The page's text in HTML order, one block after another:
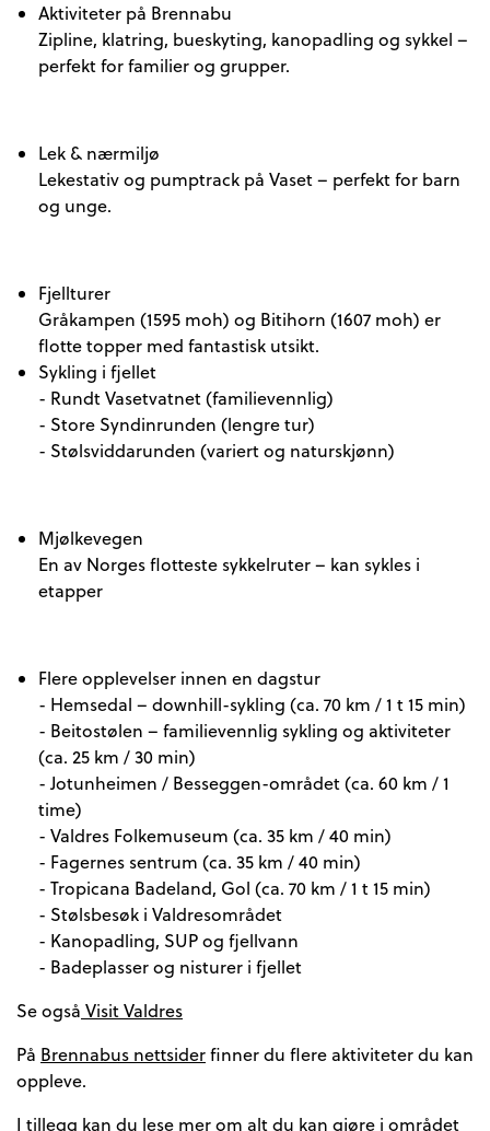
Aktiviteter på Brennabu
Zipline, klatring, bueskyting, kanopadling og sykkel –
perfekt for familier og grupper.
Lek & nærmiljø
Lekestativ og pumptrack på Vaset – perfekt for barn
og unge.
Fjellturer
Gråkampen (1595 moh) og Bitihorn (1607 moh) er
flotte topper med fantastisk utsikt.
Sykling i fjellet
- Rundt Vasetvatnet (familievennlig)
- Store Syndinrunden (lengre tur)
- Stølsviddarunden (variert og naturskjønn)
Mjølkevegen
En av Norges flotteste sykkelruter – kan sykles i
etapper
Flere opplevelser innen en dagstur
- Hemsedal – downhill-sykling (ca. 70 km / 1 t 15 min)
- Beitostølen – familievennlig sykling og aktiviteter
(ca. 25 km / 30 min)
- Jotunheimen / Besseggen-området (ca. 60 km / 1
time)
- Valdres Folkemuseum (ca. 35 km / 40 min)
- Fagernes sentrum (ca. 35 km / 40 min)
- Tropicana Badeland, Gol (ca. 70 km / 1 t 15 min)
- Stølsbesøk i Valdresområdet
- Kanopadling, SUP og fjellvann
- Badeplasser og nisturer i fjellet
Se også Visit Valdres
På Brennabus nettsiderfinner du flere aktiviteter du kan
oppleve.
I tillegg kan du lese mer om alt du kan gjøre i området